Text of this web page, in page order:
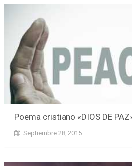
Poema cristiano «DIOS DE
Septiembre 28, 2015